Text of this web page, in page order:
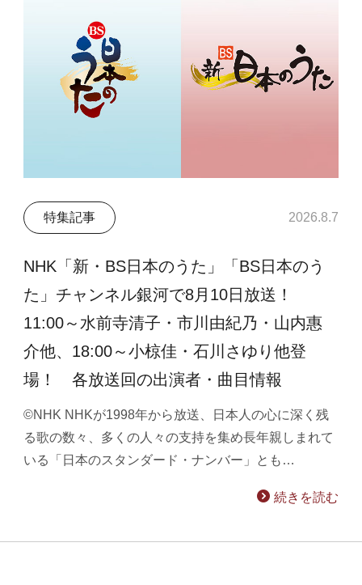
特集記事 2026.8.7
NHK「新・BS日本のうた」「BS日本のう
た」チャンネル銀河で8月10日放送！
11:00～水前寺清子・市川由紀乃・山内惠
介他、18:00～小椋佳・石川さゆり他登
場！ 各放送回の出演者・曲目情報
©NHK NHKが1998年から放送、日本人の心に深く残
る歌の数々、多くの人々の支持を集め長年親しまれて
いる「日本のスタンダード・ナンバー」とも…
続きを読む